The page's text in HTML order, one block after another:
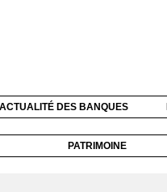
DES BANQUES
PATRIMOINE